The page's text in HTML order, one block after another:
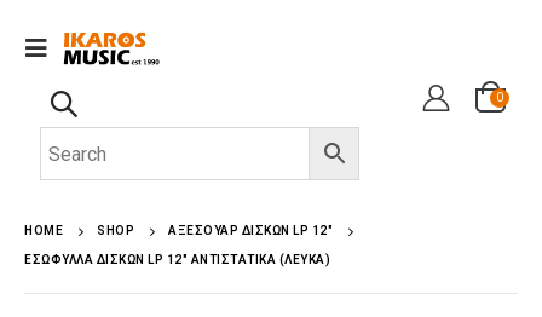
0
HOME SHOP ΑΞΕΣΟΥΑΡ ΔΙΣΚΩΝ LP 12"
EΣΏΦΥΛΛΑ ΔΊΣΚΩΝ LP 12″ ΑΝΤΙΣΤΑΤΙΚΆ (ΛΕΥΚΆ)